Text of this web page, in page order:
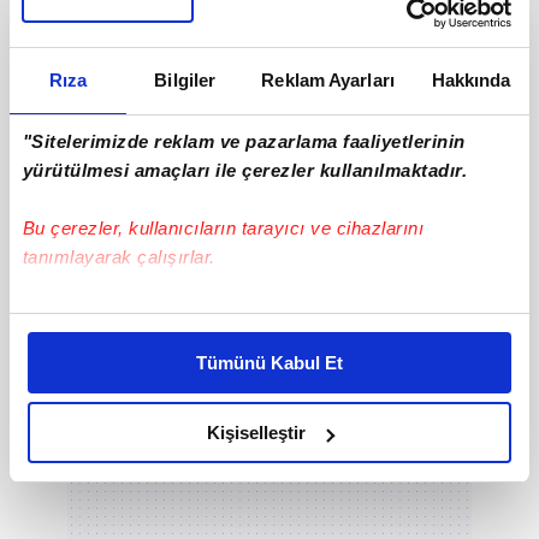
Rıza Bilgiler Reklam Ayarları Hakkında
"Sitelerimizde reklam ve pazarlama faaliyetlerinin
yürütülmesi amaçları ile çerezler kullanılmaktadır.
Bu çerezler, kullanıcıların tarayıcı ve cihazlarını
tanımlayarak çalışırlar.
Bu çerezlere izin vermeniz halinde sizlere özel
daha iyi reklam deneyimi yaşatabiliriz. Bunu yaparken
amacımızın size daha iyi bir reklam deneyimi sunmak
olduğunu ve sizlere en iyi içerikleri sunabilmek adına
elimizden gelen çabayı gösterdiğimizi ve bu noktada,
reklamların maliyetlerimizi karşılamak noktasında tek gelir
kalemimiz olduğunu sizlere hatırlatmak isteriz.
Tümünü Kabul Et
Kişiselleştir
DİĞER FOTOĞRAFLAR İÇİN İLERLEYİNİZ